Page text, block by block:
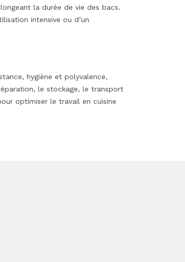
la durée de vie des bacs.
intensive ou d’un
hygiène et polyvalence,
le stockage, le transport
optimiser le travail en cuisine